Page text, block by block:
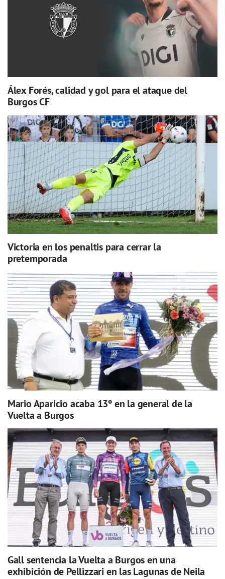
Álex Forés, calidad y gol para el ataque del
Burgos CF
Victoria en los penaltis para cerrar la
pretemporada
Mario Aparicio acaba 13º en la general de la
Vuelta a Burgos
Gall sentencia la Vuelta a Burgos en una
exhibición de Pellizzari en las Lagunas de Neila